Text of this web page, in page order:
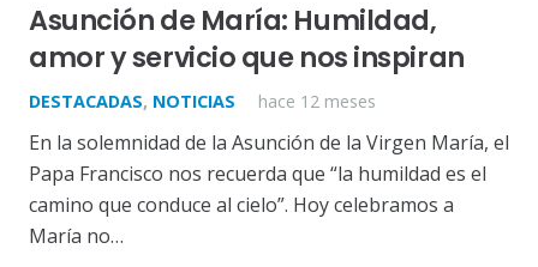
Asunción de María: Humildad,
amor y servicio que nos inspiran
DESTACADAS, NOTICIAS hace 12 meses
En la solemnidad de la Asunción de la Virgen María, el
Papa Francisco nos recuerda que “la humildad es el
camino que conduce al cielo”. Hoy celebramos a
María no…